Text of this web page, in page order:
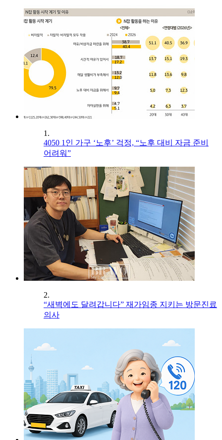
1.
4050 1인 가구 ‘노후’ 걱정, “노후 대비 자금 준비
어려워”
2.
“새벽에도 달려갑니다” 재가임종 지키는 방문진료
의사